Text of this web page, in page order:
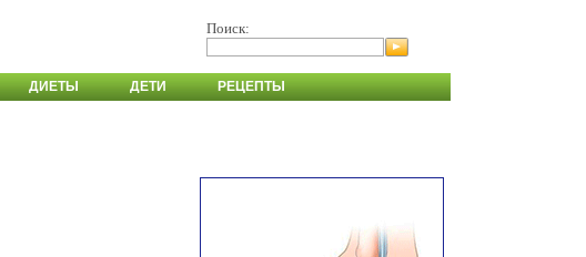
Поиск:
ДИЕТЫ ДЕТИ РЕЦЕПТЫ